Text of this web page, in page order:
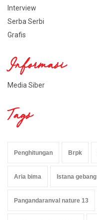
Interview
Serba Serbi
Grafis
Informasi
Media Siber
Tags
Penghitungan Brpk
Aria bima Istana gebang
Pangandaranval nature 13